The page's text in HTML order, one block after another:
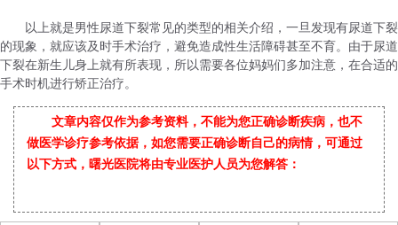
以上就是男性尿道下裂常见的类型的相关介绍，一旦发现有尿道下裂
的现象，就应该及时手术治疗，避免造成性生活障碍甚至不育。由于尿道
下裂在新生儿身上就有所表现，所以需要各位妈妈们多加注意，在合适的
手术时机进行矫正治疗。
文章内容仅作为参考资料，不能为您正确诊断疾病，也不
做医学诊疗参考依据，如您需要正确诊断自己的病情，可通过
以下方式，曙光医院将由专业医护人员为您解答：